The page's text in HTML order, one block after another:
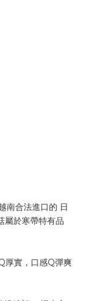
南合法進口的 日
屬於寒帶特有品
厚實，口感Q彈爽